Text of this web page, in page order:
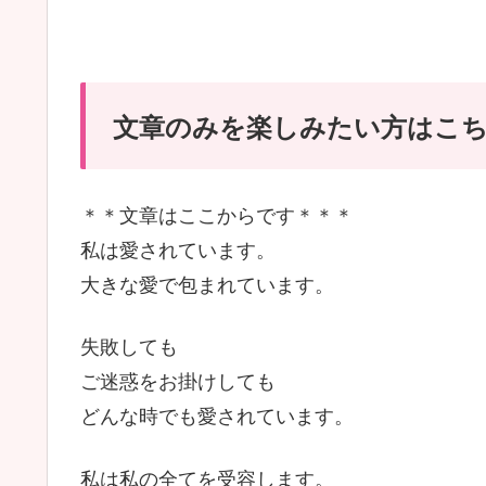
文章のみを楽しみたい方はこ
＊＊文章はここからです＊＊＊
私は愛されています。
大きな愛で包まれています。
失敗しても
ご迷惑をお掛けしても
どんな時でも愛されています。
私は私の全てを受容します。